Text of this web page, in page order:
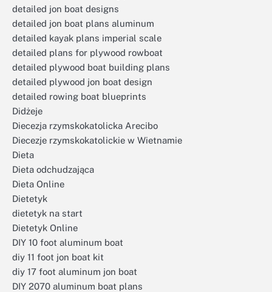
detailed jon boat designs
detailed jon boat plans aluminum
detailed kayak plans imperial scale
detailed plans for plywood rowboat
detailed plywood boat building plans
detailed plywood jon boat design
detailed rowing boat blueprints
Didżeje
Diecezja rzymskokatolicka Arecibo
Diecezje rzymskokatolickie w Wietnamie
Dieta
Dieta odchudzająca
Dieta Online
Dietetyk
dietetyk na start
Dietetyk Online
DIY 10 foot aluminum boat
diy 11 foot jon boat kit
diy 17 foot aluminum jon boat
DIY 2070 aluminum boat plans